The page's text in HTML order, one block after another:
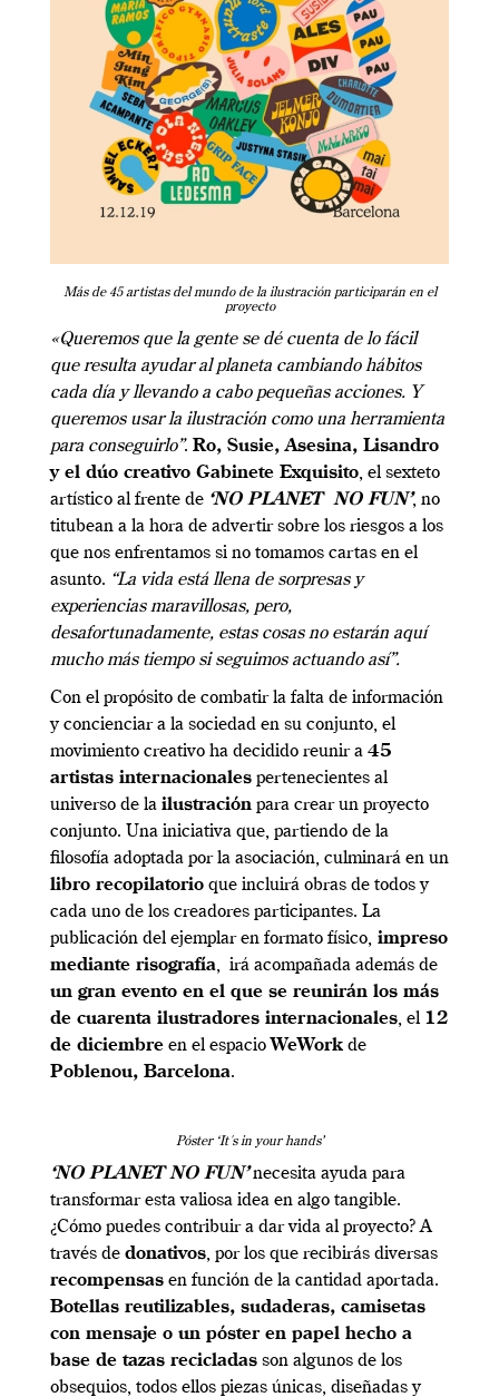
Más de 45 artistas del mundo de la ilustración participarán en el
proyecto
«Queremos que la gente se dé cuenta de lo fácil
que resulta ayudar al planeta cambiando hábitos
cada día y llevando a cabo pequeñas acciones. Y
queremos usar la ilustración como una herramienta
para conseguirlo”. Ro, Susie, Asesina, Lisandro
y el dúo creativo Gabinete Exquisito, el sexteto
artístico al frente de ‘NO PLANET NO FUN’, no
titubean a la hora de advertir sobre los riesgos a los
que nos enfrentamos si no tomamos cartas en el
asunto. “La vida está llena de sorpresas y
experiencias maravillosas, pero,
desafortunadamente, estas cosas no estarán aquí
mucho más tiempo si seguimos actuando así”.
Con el propósito de combatir la falta de información
y concienciar a la sociedad en su conjunto, el
movimiento creativo ha decidido reunir a 45
artistas internacionales pertenecientes al
universo de la ilustración para crear un proyecto
conjunto. Una iniciativa que, partiendo de la
filosofía adoptada por la asociación, culminará en un
libro recopilatorio que incluirá obras de todos y
cada uno de los creadores participantes. La
publicación del ejemplar en formato físico, impreso
mediante risografía, irá acompañada además de
un gran evento en el que se reunirán los más
de cuarenta ilustradores internacionales, el 12
de diciembre en el espacio WeWork de
Poblenou, Barcelona.
Póster ‘It´s in your hands’
‘NO PLANET NO FUN’ necesita ayuda para
transformar esta valiosa idea en algo tangible.
¿Cómo puedes contribuir a dar vida al proyecto? A
través de donativos, por los que recibirás diversas
recompensas en función de la cantidad aportada.
Botellas reutilizables, sudaderas, camisetas
con mensaje o un póster en papel hecho a
base de tazas recicladas son algunos de los
obsequios, todos ellos piezas únicas, diseñadas y